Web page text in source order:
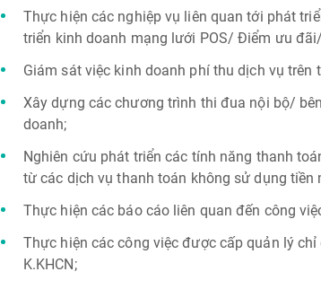
Thực hiện các nghiệp vụ liên quan tới phát
triển kinh doanh mạng lưới POS/ Điểm ưu
Giám sát việc kinh doanh phí thu dịch vụ trên
Xây dựng các chương trình thi đua nội bộ/
doanh;
Nghiên cứu phát triển các tính năng thanh
từ các dịch vụ thanh toán không sử dụng tiền
Thực hiện các báo cáo liên quan đến công
Thực hiện các công việc được cấp quản lý
K.KHCN;